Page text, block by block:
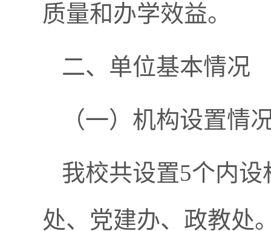
质量和办学效益。
二、单位基本情况
（一）机构设置情
我校共设置5个内
处、党建办、政教处